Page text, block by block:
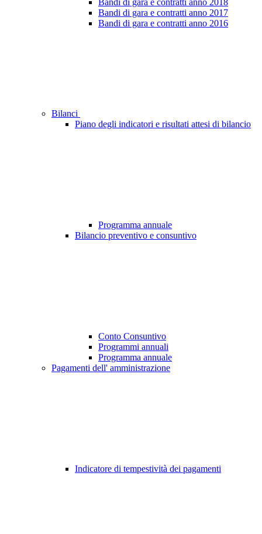
Bandi di gara e contratti anno 2018
Bandi di gara e contratti anno 2017
Bandi di gara e contratti anno 2016
Bilanci
Piano degli indicatori e risultati attesi di bilancio
Programma annuale
Bilancio preventivo e consuntivo
Conto Consuntivo
Programmi annuali
Programma annuale
Pagamenti dell' amministrazione
Indicatore di tempestività dei pagamenti